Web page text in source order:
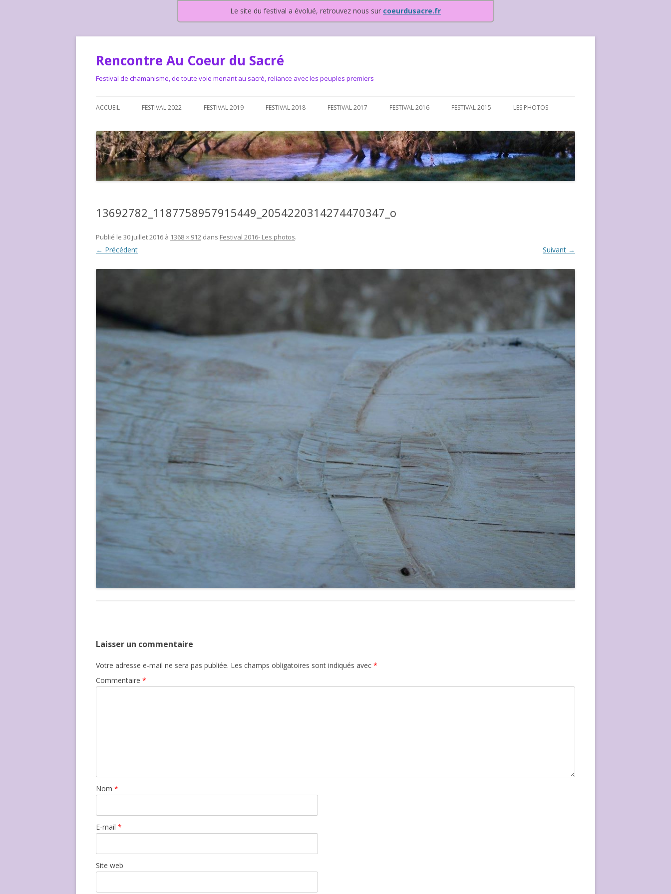
Le site du festival a évolué, retrouvez nous sur coeurdusacre.fr
Rencontre Au Coeur du Sacré
Festival de chamanisme, de toute voie menant au sacré, reliance avec les peuples premiers
ACCUEIL
LA CHARTE DU FESTIVAL
LE FESTIVAL DEPUIS 2015 – QUI
SOMMES-NOUS ?
LE FESTIVAL DEPUIS 2015…OU
ALLONS-NOUS ?
COMMENT FONCTIONNONS
FESTIVAL 2022 FESTIVAL 2019 FESTIVAL 2018 FESTIVAL 2017 FESTIVAL 2016 FESTIVAL 2015 LES PHOTOS
FESTIVAL 2016-PHOTOS
FESTIVAL 2017-PHOTOS ET
VIDÉOS
13692782_1187758957915449_2054220314274470347_o
Publié le 30 juillet 2016 à 1368 × 912 dans Festival 2016- Les photos.
← Précédent Suivant →
Laisser un commentaire
Votre adresse e-mail ne sera pas publiée. Les champs obligatoires sont indiqués avec *
Commentaire *
Nom *
E-mail *
Site web